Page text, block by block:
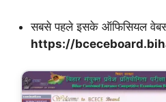
सबसे पहले इसके ऑफिसियल
https://